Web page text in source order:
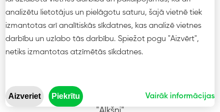
Tālrunis: +371 6522 0200
E-pasts: latgran@latgran.com
analizētu lietotājus un pielāgotu saturu, šajā vietnē tiek
izmantotas arī analītiskās sīkdatnes, kas analizē vietnes
darbību un uzlabo tās darbību. Spiežot pogu "Aizvērt",
netiks izmantotas atzīmētās sīkdatnes.
Aizveriet Piekrītu Vairāk informācijas